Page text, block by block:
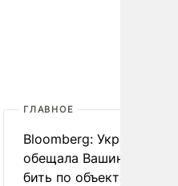
ГЛАВНОЕ
Bloomberg: Украина
обещала Вашингтону не
бить по объектам КТК в